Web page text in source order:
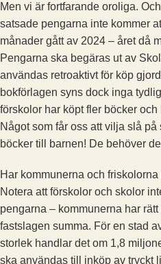
Men vi är fortfarande oroliga.
satsade pengarna inte kommer
månader gått av 2024 – året då
Pengarna ska begäras ut av
användas retroaktivt för köp
bokförlagen syns dock inga
förskolor har köpt fler böcker
Något som får oss att vilja slå
böcker till barnen! De behöver
Har kommunerna och
Notera att förskolor och skolor
pengarna – kommunerna har
fastslagen summa. För en stad
storlek handlar det om 1,8
ska användas till inköp av tryckt